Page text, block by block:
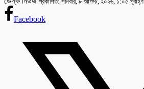
Facebook